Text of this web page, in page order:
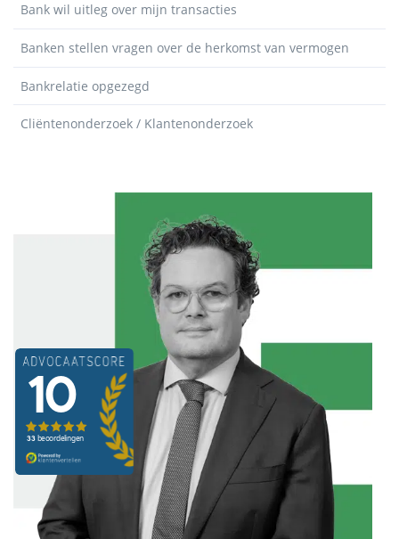
Bank wil uitleg over mijn transacties
Banken stellen vragen over de herkomst van vermogen
Bankrelatie opgezegd
Cliëntenonderzoek / Klantenonderzoek